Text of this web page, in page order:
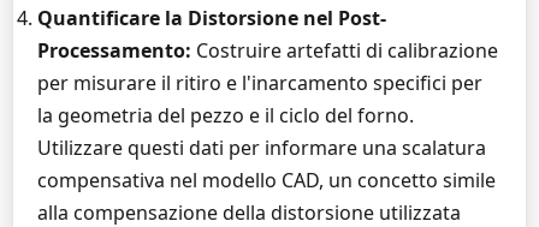
Quantificare la Distorsione nel Post-
Processamento: Costruire artefatti di calibrazione
per misurare il ritiro e l'inarcamento specifici per
la geometria del pezzo e il ciclo del forno.
Utilizzare questi dati per informare una scalatura
compensativa nel modello CAD, un concetto simile
alla compensazione della distorsione utilizzata